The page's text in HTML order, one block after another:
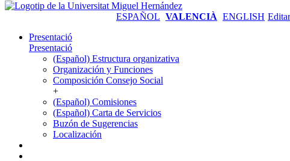
ESPAÑOL VALENCIÀ ENGLISH Editar
Presentació
Presentació
(Español) Estructura organizativa
Organización y Funciones
Composición Consejo Social
+
(Español) Comisiones
(Español) Carta de Servicios
Buzón de Sugerencias
Localización